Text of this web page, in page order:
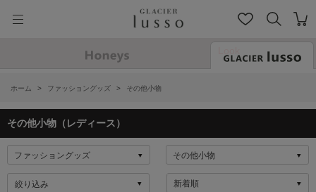
ホーム > ファッショングッズ > その他小物
その他小物（レディース）
絞り込み